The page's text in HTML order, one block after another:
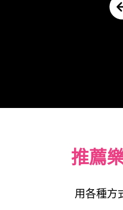
推薦
用各種方